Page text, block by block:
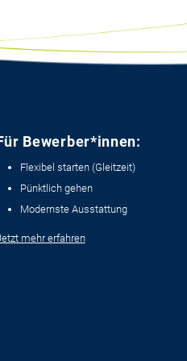
Bewerber*innen:
Flexibel starten (Gleitzeit)
Pünktlich gehen
Modernste Ausstattung
mehr erfahren